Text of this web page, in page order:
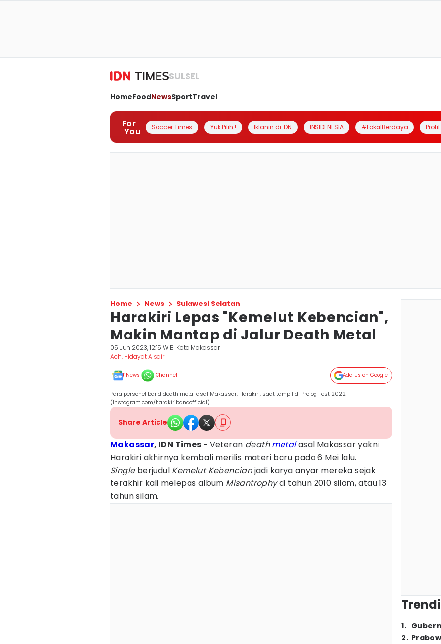
SULSEL
HomeFoodNewsSportTravel
For
You Soccer Times Yuk Pilih ! Iklanin di IDN INSIDENESIA #LokalBerdaya
Home News Sulawesi Selatan
Harakiri Lepas "Kemelut Kebencian",
Makin Mantap di Jalur Death Metal
05 Jun 2023, 12:15 WIB Kota Makassar
Ach. Hidayat Alsair
News Channel Add Us on Google
Para personel band death metal asal Makassar, Harakiri, saat tampil di Prolog Fest 2022.
(Instagram.com/harakiribandofficial)
Share Article
Makassar, IDN Times - Veteran deathmetalasal Makassar yakni
Harakiri akhirnya kembali merilis materi baru pada 6 Mei lalu.
Single berjudul Kemelut Kebencianjadi karya anyar mereka sejak
terakhir kali melepas album Misantrophydi tahun 2010 silam, atau 13
tahun silam.
1.
2.